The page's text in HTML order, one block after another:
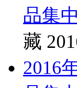
品集
藏
2016